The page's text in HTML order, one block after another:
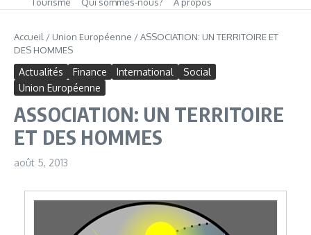
Accueil / Union Européenne /ASSOCIATION: UN TERRITOIRE ET
DES HOMMES
Actualités Finance International
Social
Union Européenne
ASSOCIATION: UN TERRITOIRE
ET DES HOMMES
août 5, 2013